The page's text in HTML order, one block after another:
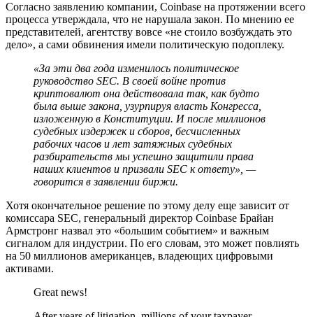
Согласно заявлению компании, Coinbase на протяжении всего
процесса утверждала, что не нарушала закон. По мнению ее
представителей, агентству вовсе «не стоило возбуждать это
дело», а сами обвинения имели политическую подоплеку.
«За эти два года изменилось политическое
руководство SEC. В своей войне против
криптовалют она действовала так, как будто
была выше закона, узурпируя власть Конгресса,
изложенную в Конституции. И после миллионов
судебных издержек и сборов, бесчисленных
рабочих часов и лет затяжных судебных
разбирательств мы успешно защитили права
наших клиентов и призвали SEC к ответу», —
говорится в заявлении биржи.
Хотя окончательное решение по этому делу еще зависит от
комиссара SEC, генеральный директор Coinbase Брайан
Армстронг назвал это «большим событием» и важным
сигналом для индустрии. По его словам, это может повлиять
на 50 миллионов американцев, владеющих цифровыми
активами.
Great news!